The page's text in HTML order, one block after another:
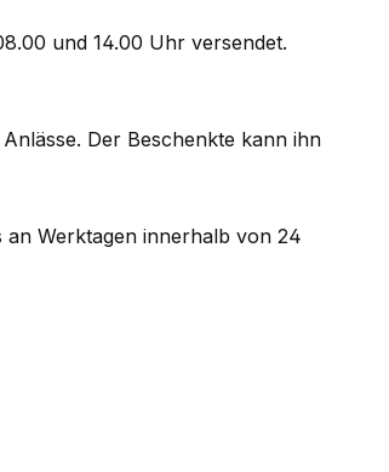
und 14.00 Uhr versendet.
Der Beschenkte kann ihn
Werktagen innerhalb von 24